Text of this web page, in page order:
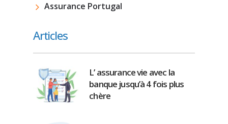
Assurance Portugal
Articles
L’ assurance vie avec la
banque jusqu’à 4 fois plus
chère